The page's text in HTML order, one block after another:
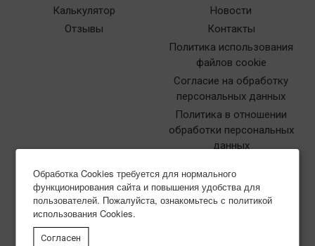
Калькулятор
Отзывы
Новости
Контакты
Политика использования
файлов cookie
Согласие на обработку
персональных данных
Политика в отношении
обработки персональных
данных
Обработка Cookies требуется для нормального
функционирования сайта и повышения удобства для
пользователей. Пожалуйста, ознакомьтесь с политикой
использования Cookies.
Согласен